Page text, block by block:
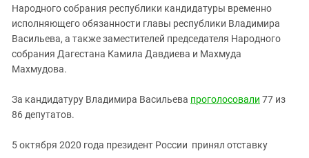
Народного собрания республики кандидатуры временно
исполняющего обязанности главы республики Владимира
Васильева, а также заместителей председателя Народного
собрания Дагестана Камила Давдиева и Махмуда
Махмудова.
За кандидатуру Владимира Васильева проголосовали 77 из
86 депутатов.
5 октября 2020 года президент России принял отставку